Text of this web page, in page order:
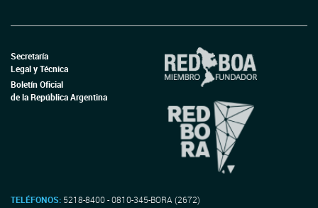
Secretaría
Legal y Técnica
Boletín Oficial
de la República Argentina
TELÉFONOS: 5218-8400 - 0810-345-BORA (2672)